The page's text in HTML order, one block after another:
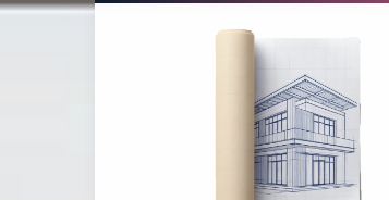
Перейти